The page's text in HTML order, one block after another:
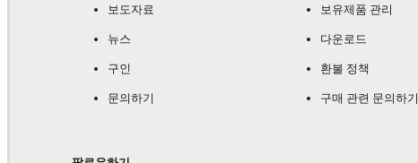
보도자료
뉴스
구인
문의하기
보유제품 관리
다운로드
환불 정책
구매 관련 문의하기